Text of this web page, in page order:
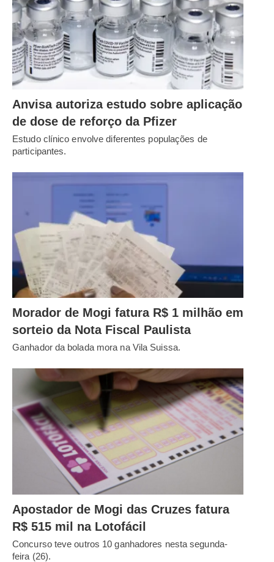
Anvisa autoriza estudo sobre aplicação
de dose de reforço da Pfizer
Estudo clínico envolve diferentes populações de
participantes.
Morador de Mogi fatura R$ 1 milhão em
sorteio da Nota Fiscal Paulista
Ganhador da bolada mora na Vila Suissa.
Apostador de Mogi das Cruzes fatura
R$ 515 mil na Lotofácil
Concurso teve outros 10 ganhadores nesta segunda-
feira (26).